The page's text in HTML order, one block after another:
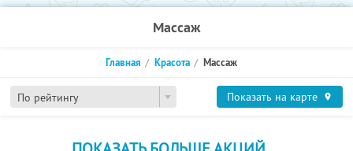
Массаж
По рейтингу
Главная Красота Массаж
Показать на карте